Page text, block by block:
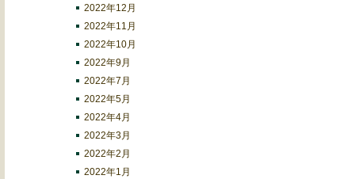
2022年12月
2022年11月
2022年10月
2022年9月
2022年7月
2022年5月
2022年4月
2022年3月
2022年2月
2022年1月